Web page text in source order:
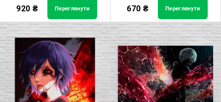
Розмір: 40x60 Ціна: 920 грн
Розмір: 60x90 Ціна: 1650 грн
Розмір: 80x120 Ціна: 2050 грн
920 ₴ Переглянути
Розмір: 30x30 Ціна: 670 грн
Розмір: 40x40 Ціна: 840 грн
Розмір: 50x50 Ціна: 970 грн
Розмір: 60x60 Ціна: 1290 грн
Розмір: 70x70 Ціна: 1550 грн
670 ₴ Переглянути